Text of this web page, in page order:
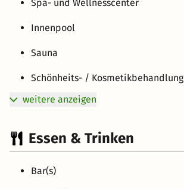
Spa- und Wellnesscenter
Innenpool
Sauna
Schönheits- / Kosmetikbehandlung
weitere anzeigen
Essen & Trinken
Bar(s)